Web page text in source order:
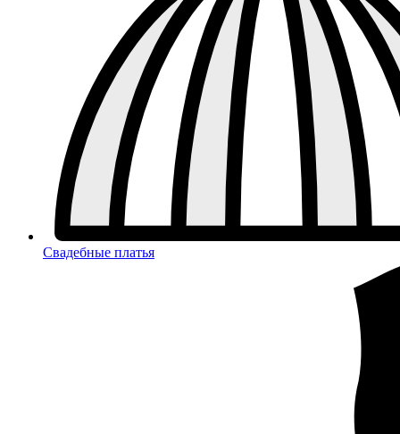
Свадебные платья